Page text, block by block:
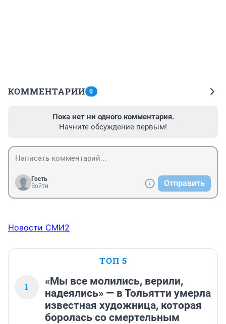
КОММЕНТАРИИ 0
Пока нет ни одного комментария.
Начните обсуждение первым!
Гость
Войти
Отправить
Новости СМИ2
ТОП 5
1
«Мы все молились, верили,
надеялись» — в Тольятти умерла
известная художница, которая
боролась со смертельным